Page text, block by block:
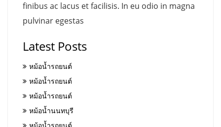
finibus ac lacus et facilisis. In eu odio in magna
pulvinar egestas
Latest Posts
หม้อน้ำรถยนต์
หม้อน้ำรถยนต์
หม้อน้ำรถยนต์
หม้อน้ำนนทบุรี